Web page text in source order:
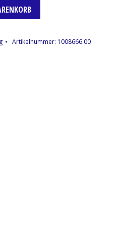
Artikelnummer: 1008666.00